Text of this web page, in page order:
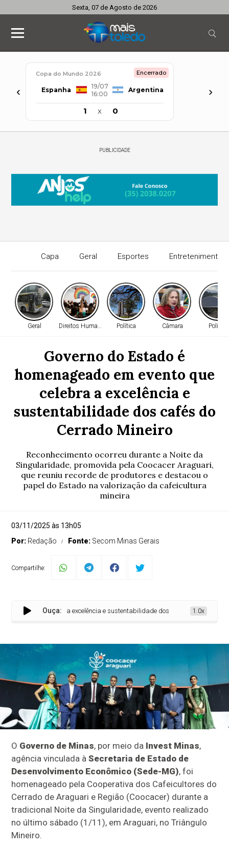
Sexta, 07 de Agosto de 2026
‹
Copa do Mundo 2026 Encerrado
Espanha
19/07
16:00
Argentina
1 x 0
›
PUBLICIDADE
Capa Geral Esportes Entretenimento
Geral Direitos Humanos Política Câmara Política
Governo do Estado é
homenageado em evento que
celebra a excelência e
sustentabilidade dos cafés do
Cerrado Mineiro
Reconhecimento ocorreu durante a Noite da
Singularidade, promovida pela Coocacer Araguari,
que reuniu recorde de produtores e destacou o
papel do Estado na valorização da cafeicultura
mineira
03/11/2025 às 13h05
Por: Redação Fonte: Secom Minas Gerais
Compartilhe:
Ouça:
que celebra a excelência e sustentabilidade dos cafés do Cerrado Mineiro
1.0x
O Governo de Minas, por meio da Invest Minas,
agência vinculada àSecretaria de Estado de
Desenvolvimento Econômico (Sede-MG), foi
homenageado pela Cooperativa dos Cafeicultores do
Cerrado de Araguari e Região (Coocacer) durante a
tradicional Noite da Singularidade, evento realizado
no último sábado (1/11), em Araguari, no Triângulo
Mineiro.